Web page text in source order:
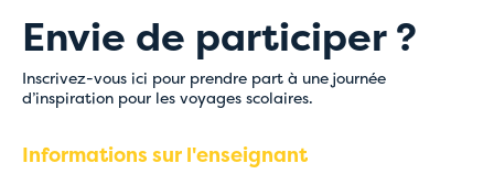
Envie de participer ?
Inscrivez-vous ici pour prendre part à une journée
d’inspiration pour les voyages scolaires.
Informations sur l'enseignant